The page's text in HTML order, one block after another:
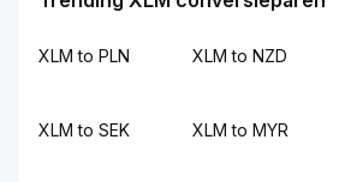
XLM to PLN XLM to NZD
XLM to SEK XLM to MYR